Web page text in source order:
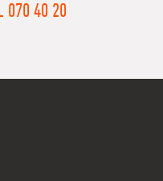
070 40 20